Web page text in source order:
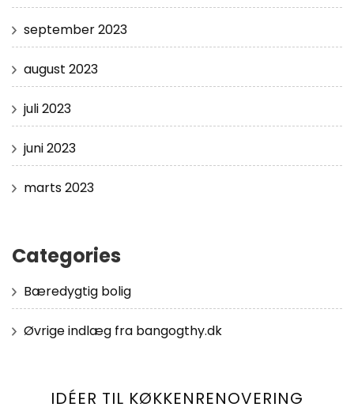
september 2023
august 2023
juli 2023
juni 2023
marts 2023
Categories
Bæredygtig bolig
Øvrige indlæg fra bangogthy.dk
IDÉER TIL KØKKENRENOVERING